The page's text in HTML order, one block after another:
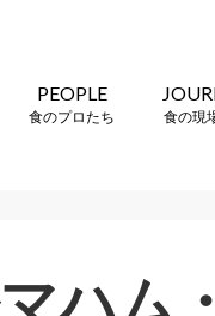
PEOPLE
食のプロたち 食の現
ハム